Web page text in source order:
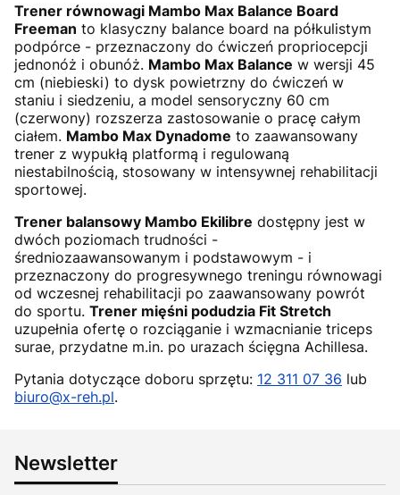
Trener równowagi Mambo Max Balance Board
Freeman to klasyczny balance board na półkulistym
podpórce - przeznaczony do ćwiczeń propriocepcji
jednonóż i obunóż. Mambo Max Balance w wersji 45
cm (niebieski) to dysk powietrzny do ćwiczeń w
staniu i siedzeniu, a model sensoryczny 60 cm
(czerwony) rozszerza zastosowanie o pracę całym
ciałem. Mambo Max Dynadome to zaawansowany
trener z wypukłą platformą i regulowaną
niestabilnością, stosowany w intensywnej rehabilitacji
sportowej.
Trener balansowy Mambo Ekilibre dostępny jest w
dwóch poziomach trudności -
średniozaawansowanym i podstawowym - i
przeznaczony do progresywnego treningu równowagi
od wczesnej rehabilitacji po zaawansowany powrót
do sportu. Trener mięśni podudzia Fit Stretch
uzupełnia ofertę o rozciąganie i wzmacnianie triceps
surae, przydatne m.in. po urazach ścięgna Achillesa.
Pytania dotyczące doboru sprzętu: 12 311 07 36 lub
biuro@x-reh.pl.
Newsletter